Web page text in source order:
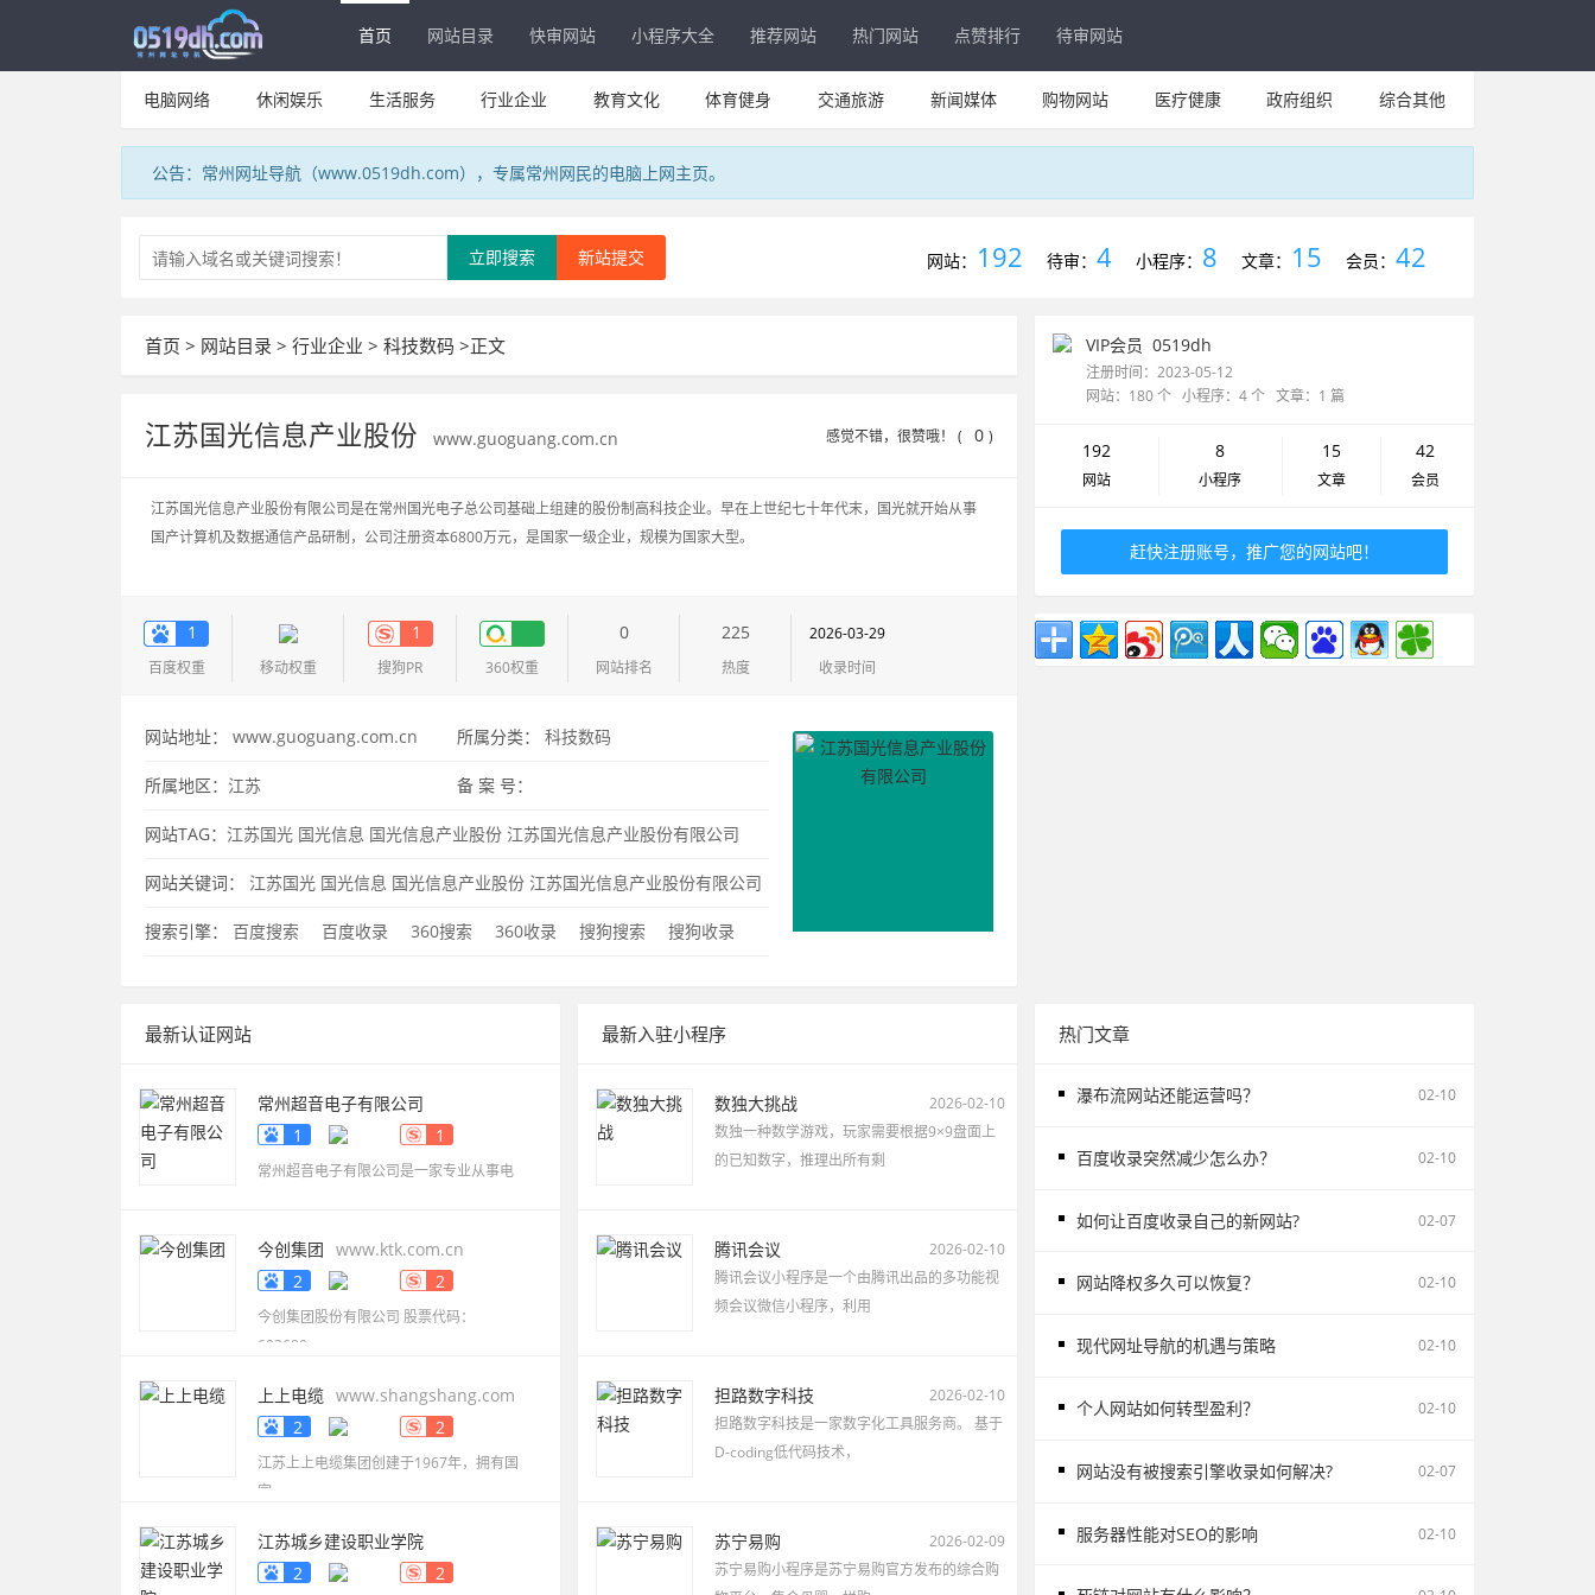
首页 网站目录 快审网站 小程序大全 推荐网站 热门网站 点赞排行 待审网站
电脑网络 休闲娱乐 生活服务 行业企业 教育文化 体育健身 交通旅游 新闻媒体 购物网站 医疗健康 政府组织 综合其他
公告：常州网址导航（www.0519dh.com），专属常州网民的电脑上网主页。
新站提交
立即搜索 网站： 192 待审： 4 小程序： 8 文章： 15 会员： 42
首页 > 网站目录 > 行业企业 > 科技数码 >正文
江苏国光信息产业股份 www.guoguang.com.cn 感觉不错，很赞哦！ ( 0 )
江苏国光信息产业股份有限公司是在常州国光电子总公司基础上组建的股份制高科技企业。早在上世纪七十年代末，国光就开始从事
国产计算机及数据通信产品研制，公司注册资本6800万元，是国家一级企业，规模为国家大型。
1
百度权重 移动权重
1
搜狗PR 360权重
0
网站排名
225
热度
2026-03-29
收录时间
网站地址： www.guoguang.com.cn 所属分类：科技数码
所属地区： 江苏 备 案 号：
网站TAG： 江苏国光 国光信息 国光信息产业股份 江苏国光信息产业股份有限公司
网站关键词： 江苏国光 国光信息 国光信息产业股份 江苏国光信息产业股份有限公司
搜索引擎： 百度搜索 百度收录 360搜索 360收录 搜狗搜索 搜狗收录
VIP会员 0519dh
注册时间：2023-05-12
网站：180 个 小程序：4 个 文章：1 篇
192
网站
8
小程序
15
文章
42
会员
赶快注册账号，推广您的网站吧！
最新认证网站
常州超音电子有限公司
www.smdbuzzer.net
1 1
常州超音电子有限公司是一家专业从事电
今创集团 www.ktk.com.cn
2
2
今创集团股份有限公司 股票代码：
603680，
上上电缆 www.shangshang.com
2
2
江苏上上电缆集团创建于1967年，拥有国
家
江苏城乡建设职业学院
www.jscc.edu.cn
2 2
最新入驻小程序
数独大挑战
2026-02-10
数独一种数学游戏，玩家需要根据9×9盘面上
的已知数字，推理出所有剩
腾讯会议
2026-02-10
腾讯会议小程序是一个由腾讯出品的多功能视
频会议微信小程序，利用
担路数字科技
2026-02-10
担路数字科技是一家数字化工具服务商。 基于
D-coding低代码技术，
苏宁易购
2026-02-09
苏宁易购小程序是苏宁易购官方发布的综合购
热门文章
瀑布流网站还能运营吗？ 02-10
百度收录突然减少怎么办？ 02-10
如何让百度收录自己的新网站? 02-07
网站降权多久可以恢复？ 02-10
现代网址导航的机遇与策略 02-10
个人网站如何转型盈利？ 02-10
网站没有被搜索引擎收录如何解决? 02-07
服务器性能对SEO的影响 02-10